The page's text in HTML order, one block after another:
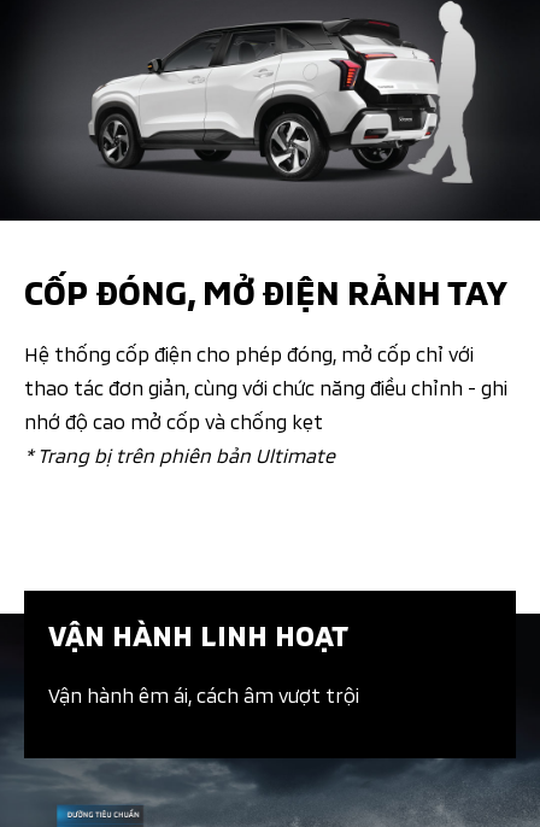
CỐP ĐÓNG, MỞ ĐIỆN RẢNH TAY
Hệ thống cốp điện cho phép đóng, mở cốp chỉ với
thao tác đơn giản, cùng với chức năng điều chỉnh - ghi
nhớ độ cao mở cốp và chống kẹt
* Trang bị trên phiên bản Ultimate
VẬN HÀNH LINH HOẠT​
Vận hành êm ái, cách âm vượt trội​